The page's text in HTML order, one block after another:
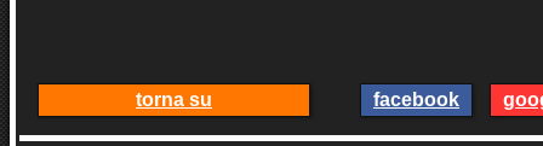
torna su facebook